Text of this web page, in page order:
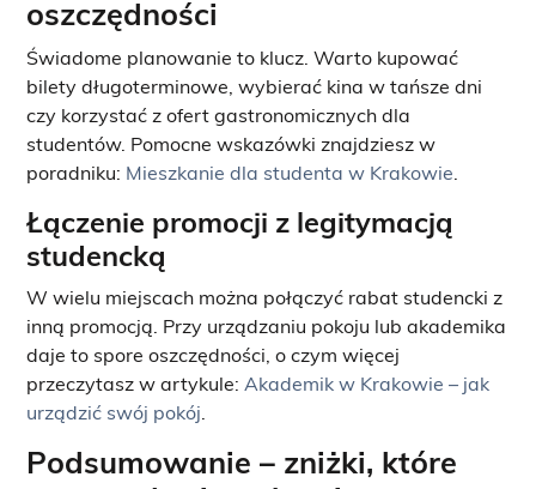
oszczędności
Świadome planowanie to klucz. Warto kupować
bilety długoterminowe, wybierać kina w tańsze dni
czy korzystać z ofert gastronomicznych dla
studentów. Pomocne wskazówki znajdziesz w
poradniku: Mieszkanie dla studenta w Krakowie.
Łączenie promocji z legitymacją
studencką
W wielu miejscach można połączyć rabat studencki z
inną promocją. Przy urządzaniu pokoju lub akademika
daje to spore oszczędności, o czym więcej
przeczytasz w artykule: Akademik w Krakowie – jak
urządzić swój pokój.
Podsumowanie – zniżki, które